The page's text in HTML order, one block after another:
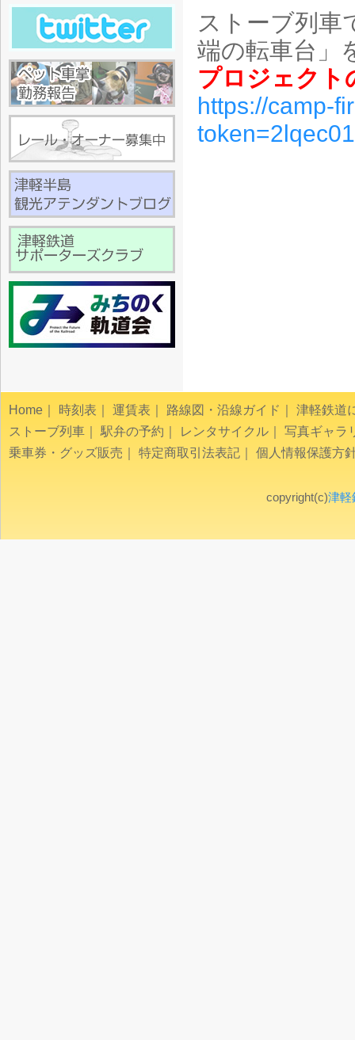
ストーブ列車
端の転車台」
プロジェクト
https://camp-
Home 時刻表 運賃表 路線図・沿線ガイド
津軽鉄道
ストーブ列車
駅弁の予約 レンタサイクル
写真ギャラ
乗車券・グッズ販売
特定商取引法表記 個人情報保護方
copyright(c)津軽